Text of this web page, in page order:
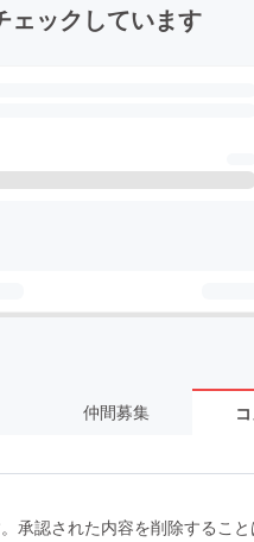
ェックしています
仲間募集
承認された内容を削除すること